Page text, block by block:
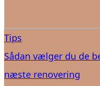
Tips
Sådan vælger du de
næste renovering